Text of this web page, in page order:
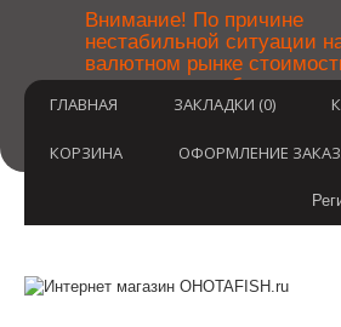
Внимание! По причине
нестабильной ситуации
валютном рынке
товаров может быть
после оформления заказа.
неудобства.
ГЛАВНАЯ ЗАКЛАДКИ (0)
КОРЗИНА ОФОРМЛЕНИЕ